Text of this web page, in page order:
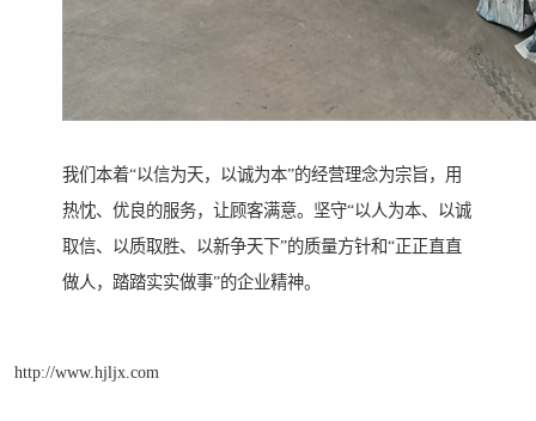
我们本着“以信为天，以诚为本”的经营理念为宗旨，用
热忱、优良的服务，让顾客满意。坚守“以人为本、以诚
取信、以质取胜、以新争天下”的质量方针和“正正直直
做人，踏踏实实做事”的企业精神。
http://www.hjljx.com